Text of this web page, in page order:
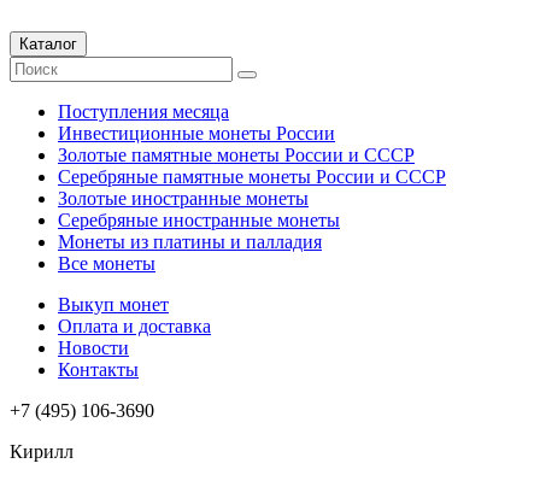
Каталог
Поступления месяца
Инвестиционные монеты России
Золотые памятные монеты России и СССР
Серебряные памятные монеты России и СССР
Золотые иностранные монеты
Серебряные иностранные монеты
Монеты из платины и палладия
Все монеты
Выкуп монет
Оплата и доставка
Новости
Контакты
+7 (495) 106-3690
Кирилл